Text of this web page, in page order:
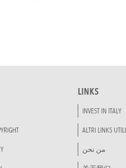
LINKS
INVEST IN ITALY
ALTRI LINKS UTILI
من نحن